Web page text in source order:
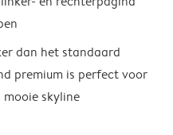
dan het standaard
premium is perfect voor
skyline